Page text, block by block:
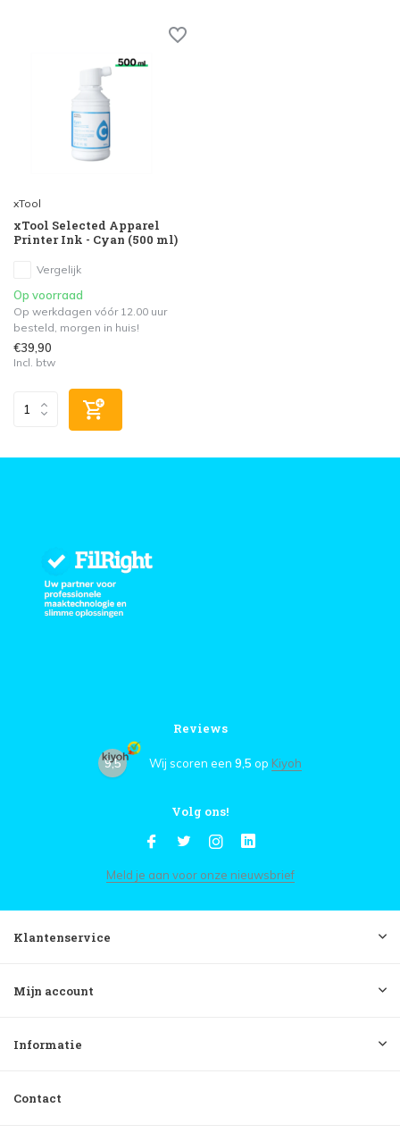
xTool
xTool Selected Apparel
Printer Ink - Cyan (500 ml)
Vergelijk
Op voorraad
Op werkdagen vóór 12.00 uur
besteld, morgen in huis!
€39,90
Incl. btw
Reviews
9,5 Wij scoren een 9,5 op Kiyoh
Volg ons!
Meld je aan voor onze nieuwsbrief
Klantenservice
Mijn account
Informatie
Contact